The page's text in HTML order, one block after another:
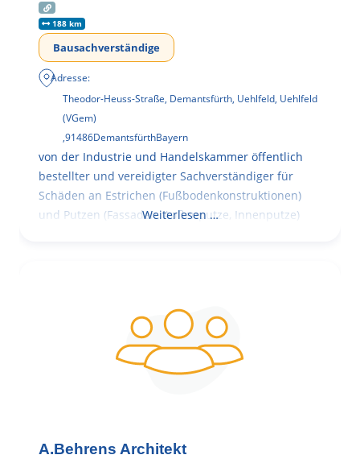
188 km
Bausachverständige
Adresse:
Theodor-Heuss-Straße, Demantsfürth, Uehlfeld, Uehlfeld
(VGem)
,91486DemantsfürthBayern
von der Industrie und Handelskammer öffentlich
bestellter und vereidigter Sachverständiger für
Schäden an Estrichen (Fußbodenkonstruktionen)
und Putzen (Fassaden, Außenputze, Innenputze)
Weiterlesen …
A.Behrens Architekt